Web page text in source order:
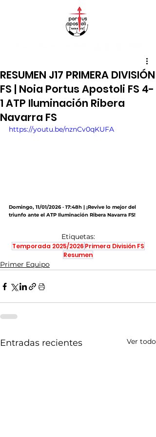
RESUMEN J17 PRIMERA DIVISIÓN
FS | Noia Portus Apostoli FS 4-
1 ATP Iluminación Ribera
Navarra FS
https://youtu.be/nznCv0qKUFA
Domingo, 11/01/2026 · 17:48h | ¡Revive lo mejor del
triunfo ante el ATP Iluminación Ribera Navarra FS!
Etiquetas:
Temporada 2025/2026 Primera División FS
Resumen
Primer Equipo
Entradas recientes Ver todo